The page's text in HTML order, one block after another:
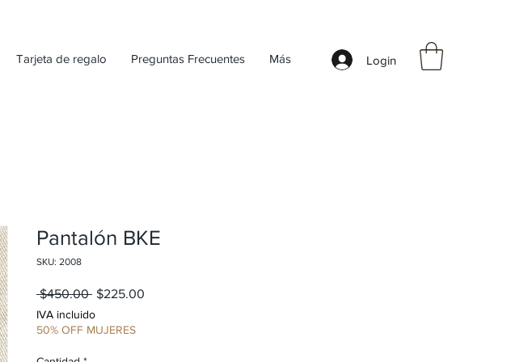
Tarjeta de regalo Preguntas Frecuentes Más Login
Pantalón BKE
SKU: 2008
$450.00 Precio
$225.00
IVA incluido
50% OFF MUJERES